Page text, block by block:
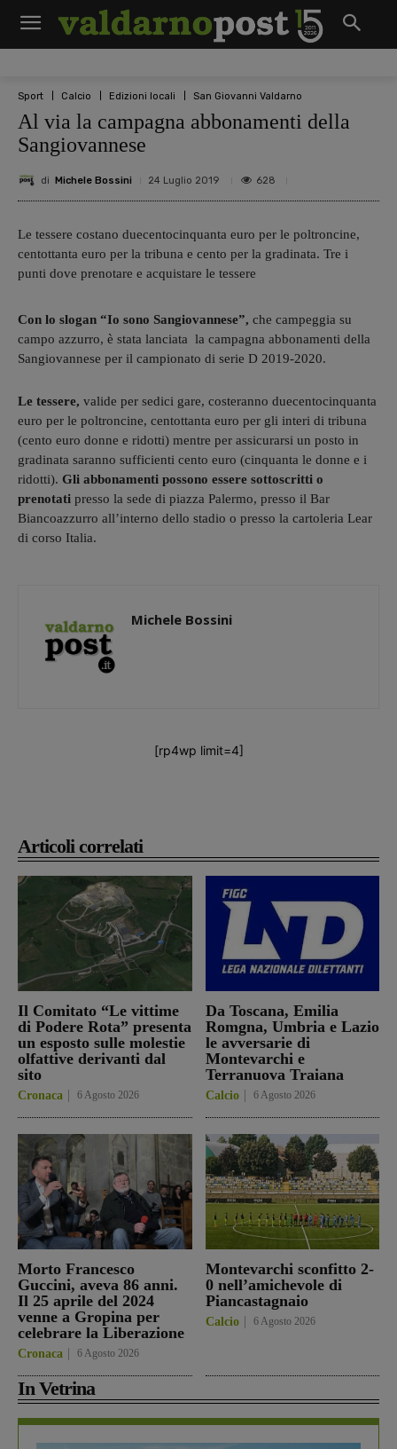
Sport Calcio Edizioni locali San Giovanni Valdarno
Al via la campagna abbonamenti della
Sangiovannese
di Michele Bossini 24 Luglio 2019 628
Articoli correlati
Il Comitato “Le vittime
di Podere Rota” presenta
un esposto sulle molestie
olfattive derivanti dal
sito
Cronaca 6 Agosto 2026
Da Toscana, Emilia
Romgna, Umbria e Lazio
le avversarie di
Montevarchi e
Terranuova Traiana
Calcio 6 Agosto 2026
Morto Francesco
Guccini, aveva 86 anni.
Il 25 aprile del 2024
venne a Gropina per
celebrare la Liberazione
Cronaca 6 Agosto 2026
Montevarchi sconfitto 2-
0 nell’amichevole di
Piancastagnaio
Calcio 6 Agosto 2026
In Vetrina
Le tessere costano duecentocinquanta euro per le poltroncine,
centottanta euro per la tribuna e cento per la gradinata. Tre i
punti dove prenotare e acquistare le tessere
Con lo slogan “Io sono Sangiovannese”, che campeggia su
campo azzurro, è stata lanciata la campagna abbonamenti della
Sangiovannese per il campionato di serie D 2019-2020.
Le tessere, valide per sedici gare, costeranno duecentocinquanta
euro per le poltroncine, centottanta euro per gli interi di tribuna
(cento euro donne e ridotti) mentre per assicurarsi un posto in
gradinata saranno sufficienti cento euro (cinquanta le donne e i
ridotti). Gli abbonamenti possono essere sottoscritti o
prenotati presso la sede di piazza Palermo, presso il Bar
Biancoazzurro all’interno dello stadio o presso la cartoleria Lear
di corso Italia.
Michele Bossini
[rp4wp limit=4]